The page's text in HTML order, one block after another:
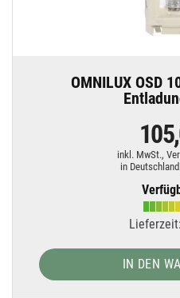
OMNILUX OSD
inkl. MwSt.,
in Deutschland [
IN DEN